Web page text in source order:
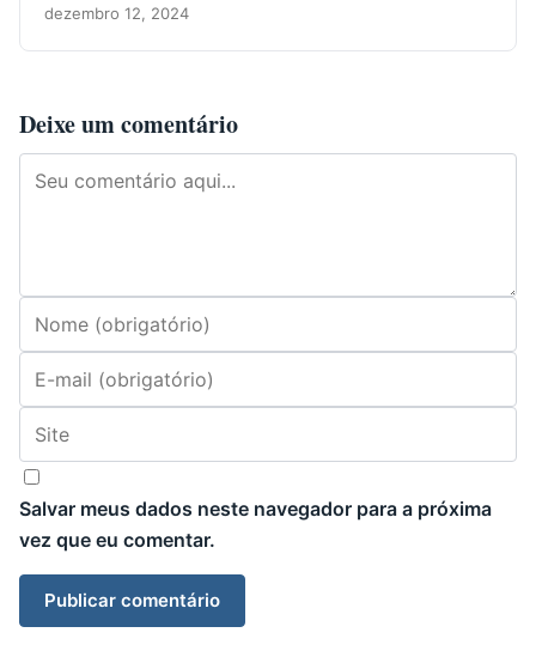
dezembro 12, 2024
Deixe um comentário
Digite seu nome ou nome de usuário para comentar
Digite seu endereço de e-mail para comentar
Salvar meus dados neste navegador para a próxima
vez que eu comentar.